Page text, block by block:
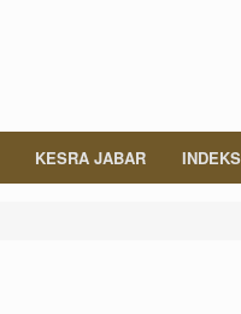
KESRA JABAR INDEKS